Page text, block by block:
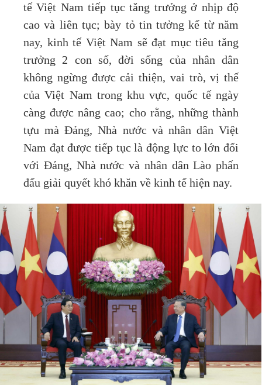
tế Việt Nam tiếp tục tăng trưởng ở nhịp độ
cao và liên tục; bày tỏ tin tưởng kể từ năm
nay, kinh tế Việt Nam sẽ đạt mục tiêu tăng
trưởng 2 con số, đời sống của nhân dân
không ngừng được cải thiện, vai trò, vị thế
của Việt Nam trong khu vực, quốc tế ngày
càng được nâng cao; cho rằng, những thành
tựu mà Đảng, Nhà nước và nhân dân Việt
Nam đạt được tiếp tục là động lực to lớn đối
với Đảng, Nhà nước và nhân dân Lào phấn
đấu giải quyết khó khăn về kinh tế hiện nay.